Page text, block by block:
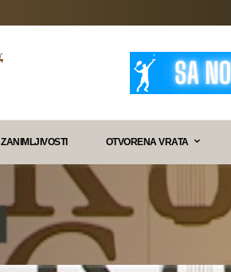
ZANIMLJIVOSTI OTVORENA VRATA